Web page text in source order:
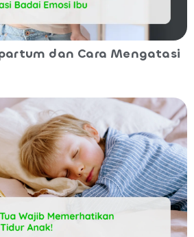
dan Cara Mengatasi